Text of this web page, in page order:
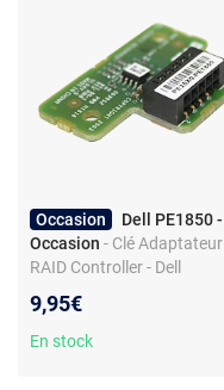
Occasion
Dell PE1850 -
Occasion - Clé Adaptateur
RAID Controller - Dell
9,95€
En stock